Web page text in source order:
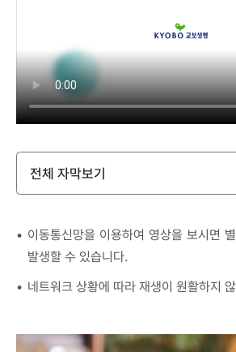
전체 자막보기
이동통신망을 이용하여 영상을 보시면
발생할 수 있습니다.
네트워크 상황에 따라 재생이 원활하지